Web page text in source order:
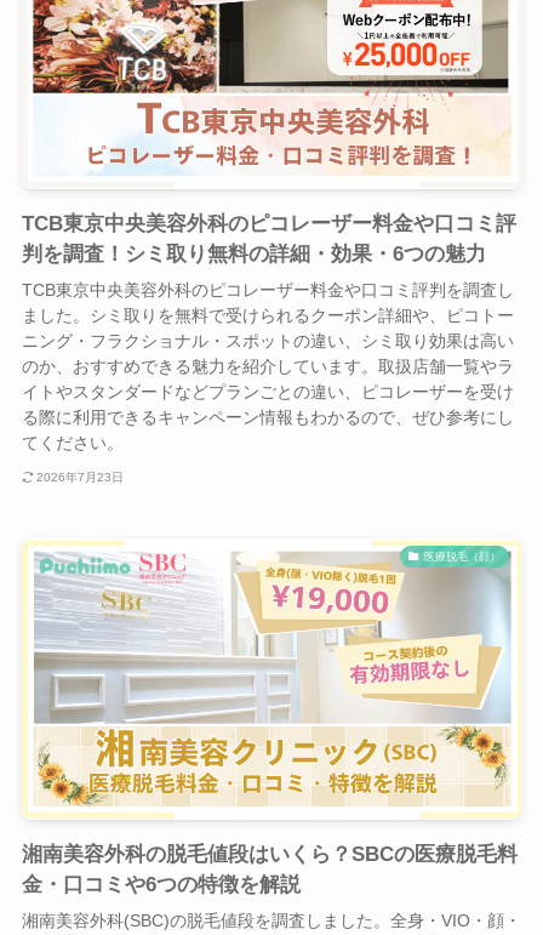
TCB東京中央美容外科のピコレーザー料金や口コミ評
判を調査！シミ取り無料の詳細・効果・6つの魅力
TCB東京中央美容外科のピコレーザー料金や口コミ評判を調査し
ました。シミ取りを無料で受けられるクーポン詳細や、ピコトー
ニング・フラクショナル・スポットの違い、シミ取り効果は高い
のか、おすすめできる魅力を紹介しています。取扱店舗一覧やラ
イトやスタンダードなどプランごとの違い、ピコレーザーを受け
る際に利用できるキャンペーン情報もわかるので、ぜひ参考にし
てください。
2026年7月23日
医療脱毛（顔）
湘南美容外科の脱毛値段はいくら？SBCの医療脱毛料
金・口コミや6つの特徴を解説
湘南美容外科(SBC)の脱毛値段を調査しました。全身・VIO・顔・